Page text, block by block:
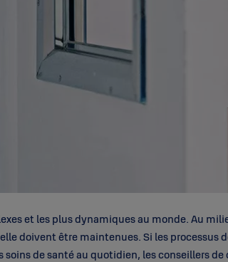
et les plus dynamiques au monde. Au
doivent être maintenues. Si les
de santé au quotidien, les conseillers